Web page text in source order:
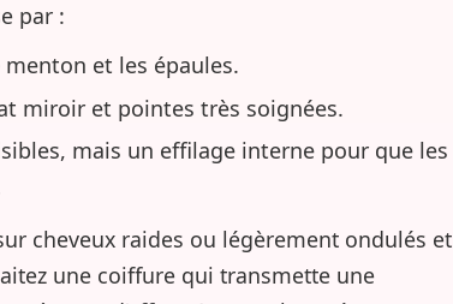
par :
et les épaules.
miroir et pointes très soignées.
mais un effilage interne pour que les
cheveux raides ou légèrement ondulés et
une coiffure qui transmette une